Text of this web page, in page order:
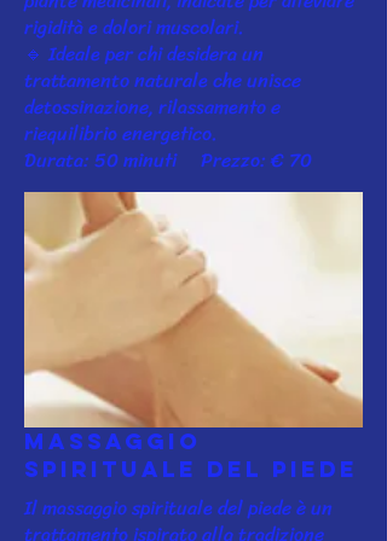
rigidità e dolori muscolari.
🔹 Ideale per chi desidera un
trattamento naturale che unisce
detossinazione, rilassamento e
riequilibrio energetico.
Durata: 50 minuti Prezzo: € 70
Massaggio
spirituale del piede
Il massaggio spirituale del piede è un